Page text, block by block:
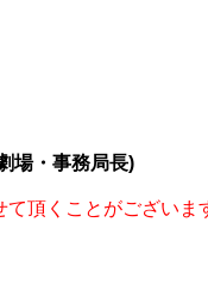
場・事務局長)
頂くことがございま